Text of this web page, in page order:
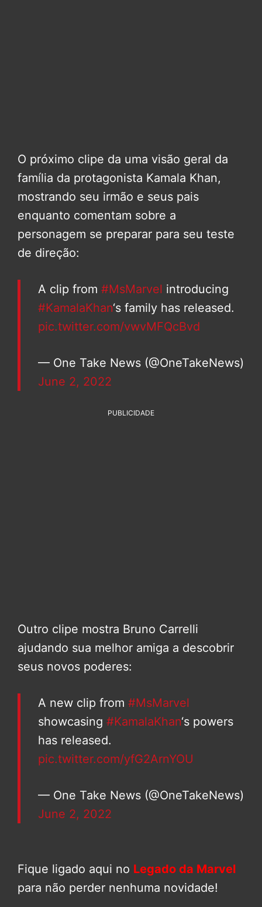
O próximo clipe da uma visão geral da
família da protagonista Kamala Khan,
mostrando seu irmão e seus pais
enquanto comentam sobre a
personagem se preparar para seu teste
de direção:
A clip from #MsMarvel introducing
#KamalaKhan‘s family has released.
pic.twitter.com/vwvMFQcBvd
— One Take News (@OneTakeNews)
June 2, 2022
PUBLICIDADE
Outro clipe mostra Bruno Carrelli
ajudando sua melhor amiga a descobrir
seus novos poderes:
A new clip from #MsMarvel
showcasing #KamalaKhan‘s powers
has released.
pic.twitter.com/yfG2ArnYOU
— One Take News (@OneTakeNews)
June 2, 2022
Fique ligado aqui no Legado da Marvel
para não perder nenhuma novidade!